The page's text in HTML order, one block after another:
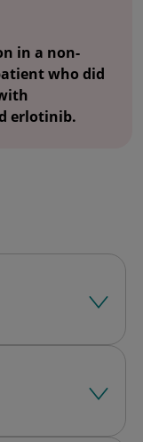
in a non-
who did
erlotinib.